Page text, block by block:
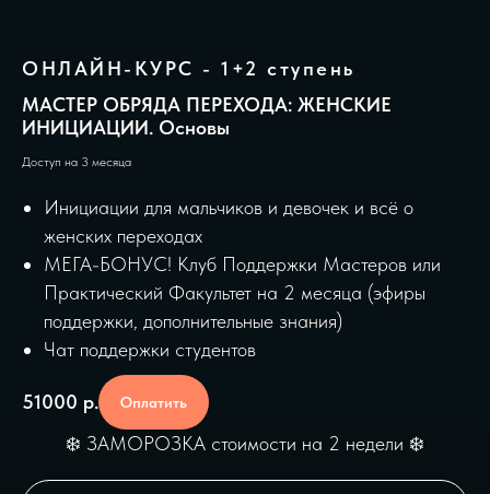
ОНЛАЙН-КУРС - 1+2 ступень
МАСТЕР ОБРЯДА ПЕРЕХОДА: ЖЕНСКИЕ
ИНИЦИАЦИИ. Основы
Доступ на 3 месяца
Инициации для мальчиков и девочек и всё о
женских переходах
МЕГА-БОНУС! Клуб Поддержки Мастеров или
Практический Факультет на 2 месяца (эфиры
поддержки, дополнительные знания)
Чат поддержки студентов
51000 р. Оплатить
❄️ ЗАМОРОЗКА стоимости на 2 недели ❄️